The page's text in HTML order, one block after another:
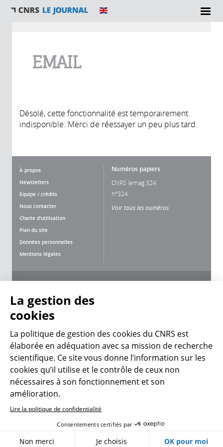
EMAIL
Désolé, cette fonctionnalité est temporairement
indisponible. Merci de réessayer un peu plus tard.
À propos
Newsletters
Équipe / crédits
Nous contacter
Charte d'utilisation
Plan du site
Données personnelles
Mentions légales
Numéros papiers
CNRS lemag 324
n°324
Voir tous les numéros
CNRS Le Mag
© 2026, CNRS
Créer un compte Se connecter
Gestion des cookies
La gestion des
cookies
La politique de gestion des cookies du CNRS est
élaborée en adéquation avec sa mission de recherche
scientifique. Ce site vous donne l’information sur les
cookies qu’il utilise et le contrôle de ceux non
nécessaires à son fonctionnement et son
amélioration.
Lire la politique de confidentialité
Consentements certifiés par
Non merci Je choisis OK pour moi